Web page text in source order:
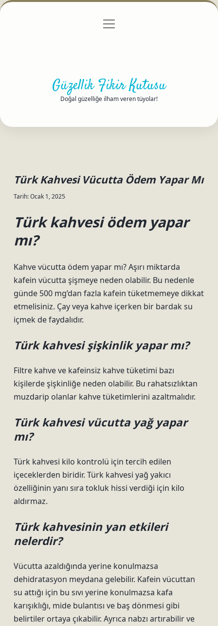
Gizlilik Politikası
menüyü
Güzellik Fikir Kutusu
Doğal güzelliğe ilham veren tüyolar!
Türk Kahvesi Vücutta Ödem Yapar Mı
Tarih: Ocak 1, 2025
Türk kahvesi ödem yapar
mı?
Kahve vücutta ödem yapar mı? Aşırı miktarda
kafein vücutta şişmeye neden olabilir. Bu nedenle
günde 500 mg’dan fazla kafein tüketmemeye dikkat
etmelisiniz. Çay veya kahve içerken bir bardak su
içmek de faydalıdır.
Türk kahvesi şişkinlik yapar mı?
Filtre kahve ve kafeinsiz kahve tüketimi bazı
kişilerde şişkinliğe neden olabilir. Bu rahatsızlıktan
muzdarip olanlar kahve tüketimlerini azaltmalıdır.
Türk kahvesi vücutta yağ yapar
mı?
Türk kahvesi kilo kontrolü için tercih edilen
içeceklerden biridir. Türk kahvesi yağ yakıcı
özelliğinin yanı sıra tokluk hissi verdiği için kilo
aldırmaz.
Türk kahvesinin yan etkileri
nelerdir?
Vücutta azaldığında yerine konulmazsa
dehidratasyon meydana gelebilir. Kafein vücuttan
su attığı için bu sıvı yerine konulmazsa kafa
karışıklığı, mide bulantısı ve baş dönmesi gibi
belirtiler ortaya çıkabilir. Ayrıca nabzı artırabilir ve